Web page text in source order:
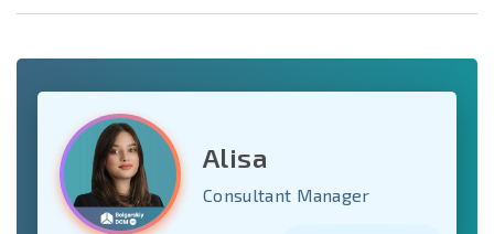
Alisa
Consultant Manager